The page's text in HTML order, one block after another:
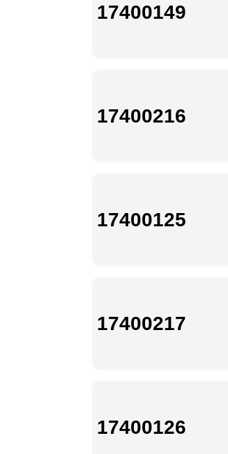
17400149
17400216
17400125
17400217
17400126